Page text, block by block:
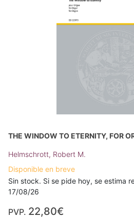
THE WINDOW TO ETERNITY, FOR
Helmschrott, Robert M.
Disponible en breve
Sin stock. Si se pide hoy, se estima
17/08/26
PVP. 22,80€